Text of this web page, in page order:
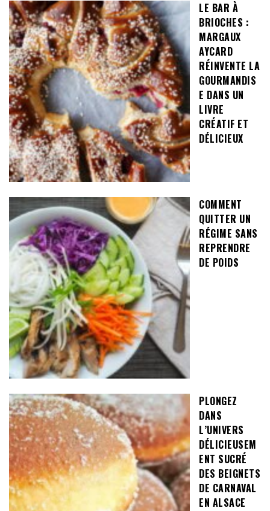
LE BAR À
BRIOCHES :
MARGAUX
AYCARD
RÉINVENTE LA
GOURMANDIS
E DANS UN
LIVRE
CRÉATIF ET
DÉLICIEUX
COMMENT
QUITTER UN
RÉGIME SANS
REPRENDRE
DE POIDS
PLONGEZ
DANS
L’UNIVERS
DÉLICIEUSEM
ENT SUCRÉ
DES BEIGNETS
DE CARNAVAL
EN ALSACE